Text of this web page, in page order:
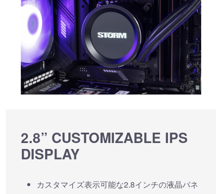
2.8” CUSTOMIZABLE IPS
DISPLAY
カスタマイズ表示可能な2.8インチの液晶パネ